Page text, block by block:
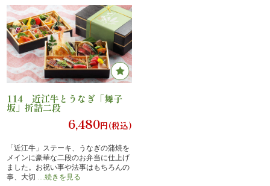
ま
堂
の
こ
わ
り
114 近江牛とうなぎ「舞子
坂」折詰二段
6,480円(税込)
「近江牛」ステーキ、うなぎの蒲焼を
メインに豪華な二段のお弁当に仕上げ
ました。お祝い事や法事はもちろんの
事、大切
…続きを見る